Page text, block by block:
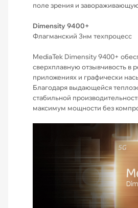
поле зрения и
Dimensity 9400+
Флагманский 3нм техпроцесс
MediaTek Dimensity 9400+
сверхплавную отзывчивость в
приложениях и графически
Благодаря выдающейся
стабильной
максимум мощности без